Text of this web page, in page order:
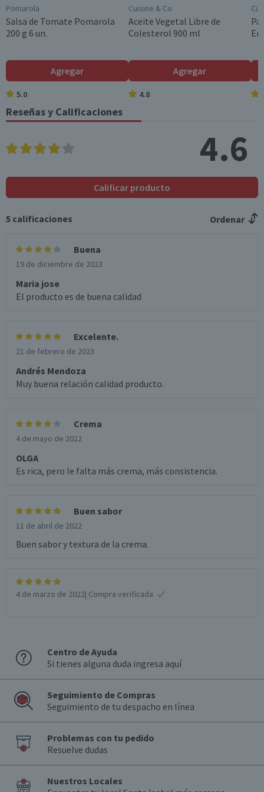
Grasas trans (g)
Colesterol (mg) 18
Hidratos de Carbon
o disponibles (g)
3,9 0,6
Azúcares totales
(g)
*Ingesta de referencia de un adulto promedio (8400 kj / 2000 kcal)
Pomarola
Salsa de Tomate Pomarola
200 g 6 un.
Agregar
5.0
Cuisine & Co
Aceite Vegetal Libre de
Colesterol 900 ml
Agregar
4.8
Reseñas y Calificaciones
4.6
Calificar producto
5 calificaciones Ordenar
Buena
19 de diciembre de 2023
Maria jose
El producto es de buena calidad
Excelente.
21 de febrero de 2023
Andrés Mendoza
Muy buena relación calidad producto.
Crema
4 de mayo de 2022
OLGA
Es rica, pero le falta más crema, más consistencia.
Buen sabor
11 de abril de 2022
Buen sabor y textura de la crema.
4 de marzo de 2022| Compra verificada
Centro de Ayuda
Si tienes alguna duda ingresa aquí
Seguimiento de Compras
Seguimiento de tu despacho en línea
Problemas con tu pedido
Resuelve dudas
Nuestros Locales